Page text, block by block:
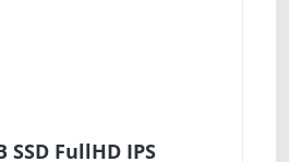
FullHD IPS